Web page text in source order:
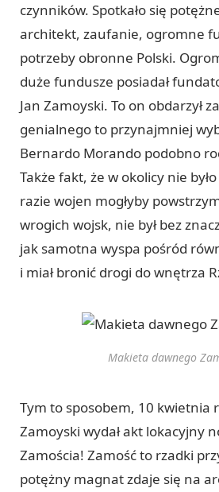
czynników. Spotkało się
architekt, zaufanie, ogromne
potrzeby obronne Polski.
duże fundusze posiadał
Jan Zamoyski. To on obdarzył
genialnego to przynajmniej
Bernardo Morando podobno
Także fakt, że w okolicy nie
razie wojen mogłyby
wrogich wojsk, nie był bez
jak samotna wyspa pośród
i miał bronić drogi do wnętrza
Makieta dawnego
Tym to sposobem, 10 kwietnia
Zamoyski wydał akt lokacyjny
Zamościa! Zamość to rzadki
potężny magnat zdaje się na